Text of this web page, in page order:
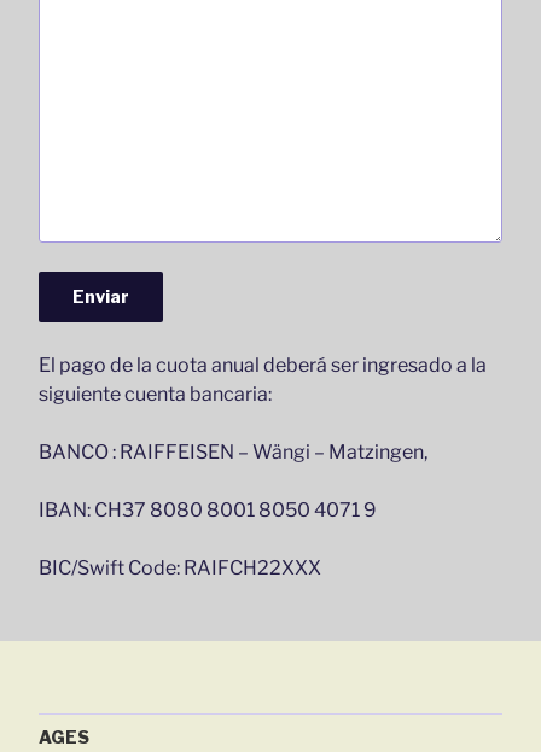
El pago de la cuota anual deberá ser ingresado a la
siguiente cuenta bancaria:
BANCO : RAIFFEISEN – Wängi – Matzingen,
IBAN: CH37 8080 8001 8050 4071 9
BIC/Swift Code: RAIFCH22XXX
AGES